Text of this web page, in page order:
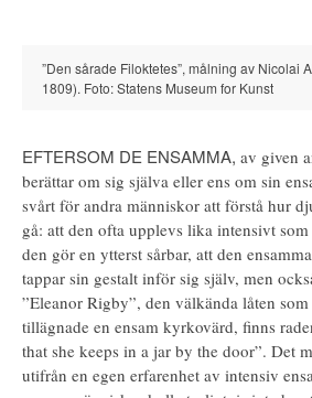
”Den sårade Filoktetes”, målning av Nicolai
1809). Foto: Statens Museum for Kunst
EFTERSOM DE ENSAMMA, av given
berättar om sig själva eller ens om sin
svårt för andra människor att förstå hur
gå: att den ofta upplevs lika intensivt
den gör en ytterst sårbar, att den
tappar sin gestalt inför sig själv, men
”Eleanor Rigby”, den välkända låten
tillägnade en ensam kyrkovärd, finns
that she keeps in a jar by the door”. Det
utifrån en egen erfarenhet av intensiv